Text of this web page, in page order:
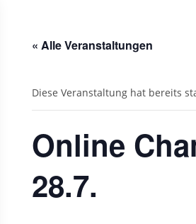
springen« Alle Veranstaltungen
Diese Veranstaltung hat bereits
Online
28.7.